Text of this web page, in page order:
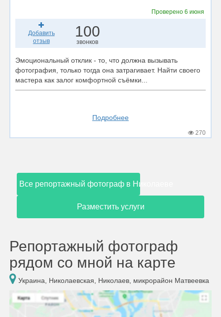
Проверено 6 июня
Добавить
отзыв
100
звонков
Эмоциональный отклик - то, что должна вызывать
фотография, только тогда она затрагивает. Найти своего
мастера как залог комфортной съёмки...
Подробнее
270
Все репортажный фотограф в Николаеве
Разместить услуги
Репортажный фотограф
рядом со мной на карте
Украина, Николаевская, Николаев, микрорайон Матвеевка